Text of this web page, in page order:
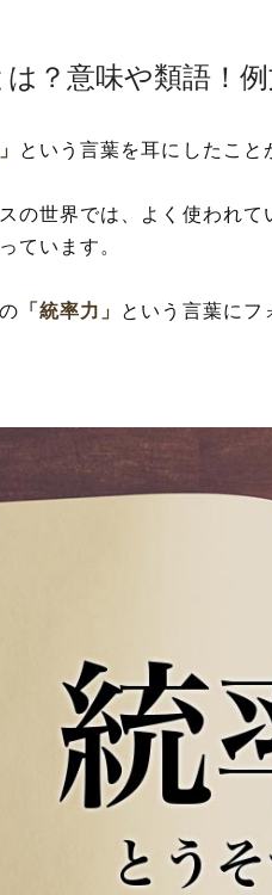
は？意味や類語！
という言葉を耳にしたこと
の世界では、よく使われて
ています。
「統率力」 という言葉にフ